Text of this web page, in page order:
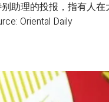
助理的投报，指有人
Oriental Daily